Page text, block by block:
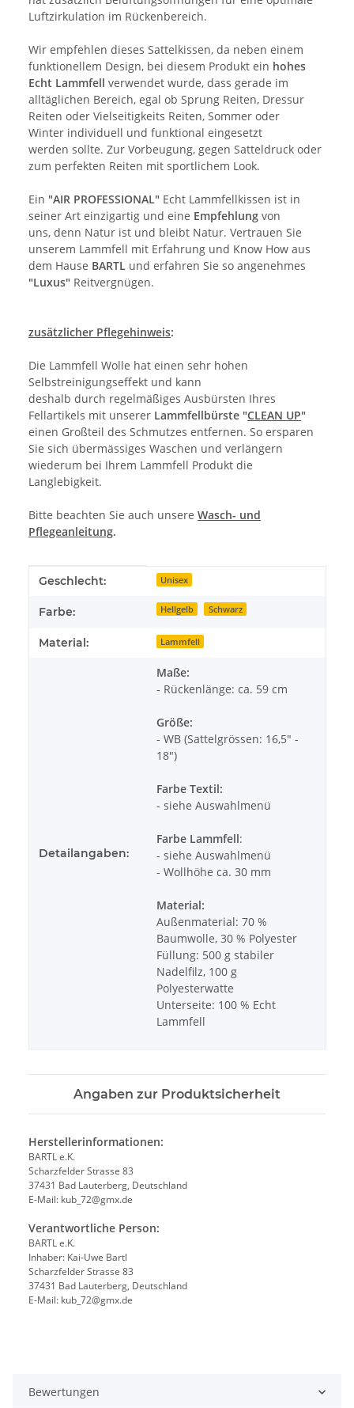
Luftzirkulation im Rückenbereich.
Wir empfehlen dieses Sattelkissen, da neben einem
funktionellem Design, bei diesem Produkt ein hohes
Echt Lammfell verwendet wurde, dass gerade im
alltäglichen Bereich, egal ob Sprung Reiten, Dressur
Reiten oder Vielseitigkeits Reiten, Sommer oder
Winter individuell und funktional eingesetzt
werden sollte. Zur Vorbeugung, gegen Satteldruck oder
zum perfekten Reiten mit sportlichem Look.
Ein "AIR PROFESSIONAL" Echt Lammfellkissen ist in
seiner Art einzigartig und eine Empfehlung von
uns, denn Natur ist und bleibt Natur. Vertrauen Sie
unserem Lammfell mit Erfahrung und Know How aus
dem Hause BARTL und erfahren Sie so angenehmes
"Luxus" Reitvergnügen.
zusätzlicher Pflegehinweis:
Die Lammfell Wolle hat einen sehr hohen
Selbstreinigungseffekt und kann
deshalb durch regelmäßiges Ausbürsten Ihres
Fellartikels mit unserer Lammfellbürste "CLEAN UP"
einen Großteil des Schmutzes entfernen. So ersparen
Sie sich übermässiges Waschen und verlängern
wiederum bei Ihrem Lammfell Produkt die
Langlebigkeit.
Bitte beachten Sie auch unsere Wasch- und
Pflegeanleitung.
Produkteigenschaft
Wert
Geschlecht: Unisex
Farbe: Hellgelb Schwarz
Material: Lammfell
Detailangaben:
Maße:
- Rückenlänge: ca. 59 cm
Größe:
- WB (Sattelgrössen: 16,5" -
18")
Farbe Textil:
- siehe Auswahlmenü
Farbe Lammfell:
- siehe Auswahlmenü
- Wollhöhe ca. 30 mm
Material:
Außenmaterial: 70 %
Baumwolle, 30 % Polyester
Füllung: 500 g stabiler
Nadelfilz, 100 g
Polyesterwatte
Unterseite: 100 % Echt
Lammfell
Angaben zur Produktsicherheit
Herstellerinformationen:
BARTL e.K.
Scharzfelder Strasse 83
37431 Bad Lauterberg, Deutschland
E-Mail: kub_72@gmx.de
Verantwortliche Person:
BARTL e.K.
Inhaber: Kai-Uwe Bartl
Scharzfelder Strasse 83
37431 Bad Lauterberg, Deutschland
E-Mail: kub_72@gmx.de
Bewertungen